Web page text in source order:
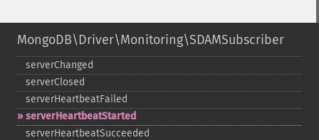
MongoDB\Driver\Monitoring\SDAMSubscriber
serverChanged
serverClosed
serverHeartbeatFailed
serverHeartbeatStarted
serverHeartbeatSucceeded